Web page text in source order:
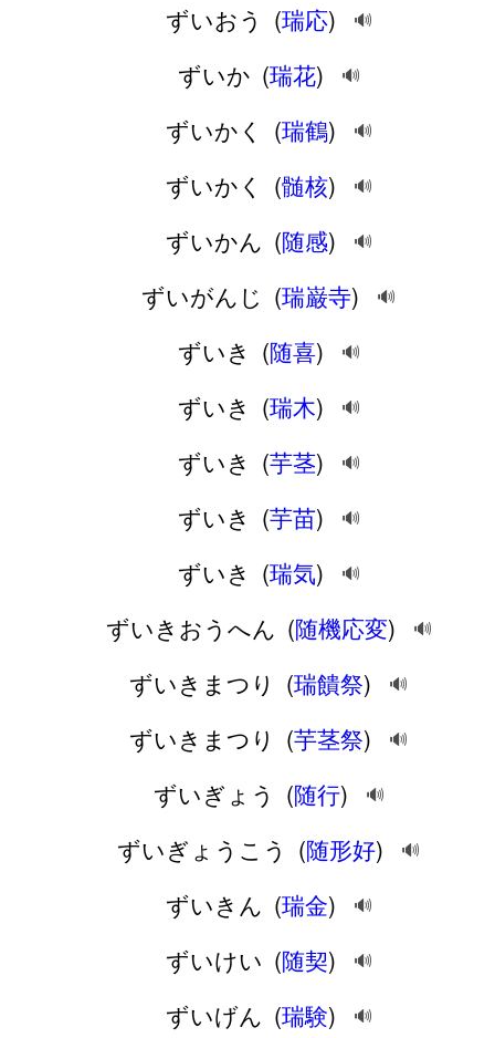
ずいおう (瑞応) 🔊
ずいか (瑞花) 🔊
ずいかく (瑞鶴) 🔊
ずいかく (髄核) 🔊
ずいかん (随感) 🔊
ずいがんじ (瑞巌寺) 🔊
ずいき (随喜) 🔊
ずいき (瑞木) 🔊
ずいき (芋茎) 🔊
ずいき (芋苗) 🔊
ずいき (瑞気) 🔊
ずいきおうへん (随機応変) 🔊
ずいきまつり (瑞饋祭) 🔊
ずいきまつり (芋茎祭) 🔊
ずいぎょう (随行) 🔊
ずいぎょうこう (随形好) 🔊
ずいきん (瑞金) 🔊
ずいけい (随契) 🔊
ずいげん (瑞験) 🔊